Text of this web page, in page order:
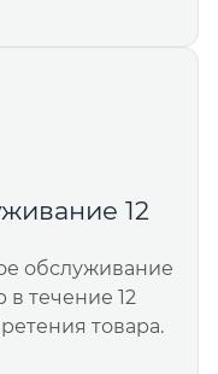
12
обслуживание
течение 12
товара.